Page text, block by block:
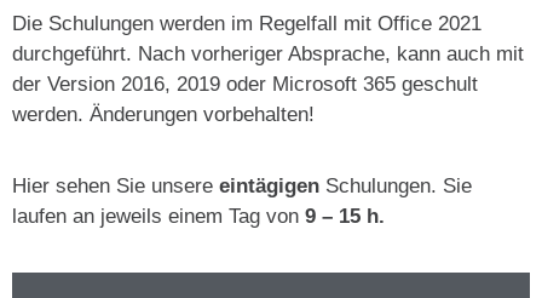
Die Schulungen werden im Regelfall mit Office 2021
durchgeführt. Nach vorheriger Absprache, kann auch mit
der Version 2016, 2019 oder Microsoft 365 geschult
werden. Änderungen vorbehalten!
Hier sehen Sie unsere eintägigen Schulungen. Sie
laufen an jeweils einem Tag von 9 – 15 h.